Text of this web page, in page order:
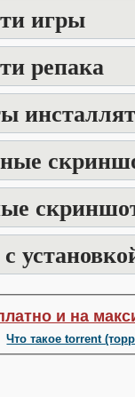
игры
репака
и на
Что такое torrent